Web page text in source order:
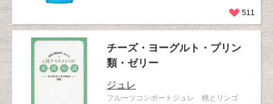
511
チーズ・ヨーグルト・プリン
類・ゼリー
ジュレ
フルーツコンポートジュレ 桃とリンゴ